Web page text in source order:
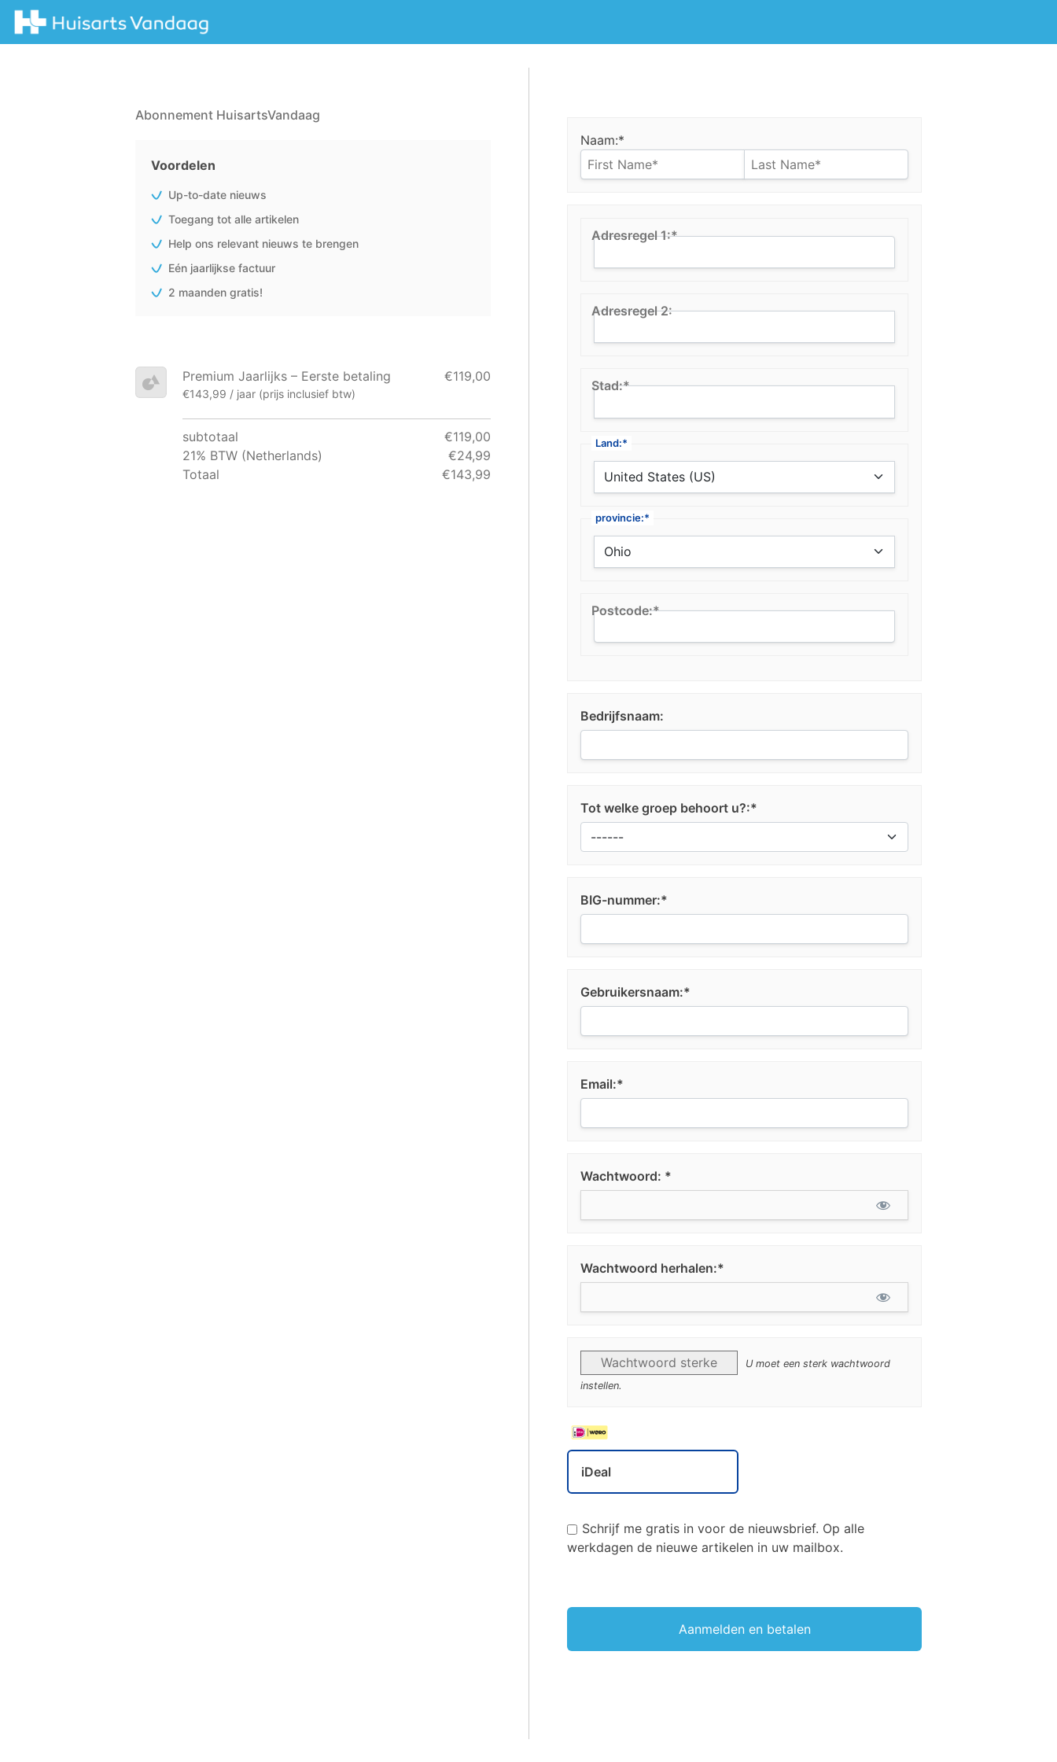
Naam:*
Adresregel 1:*
Adresregel 2:
Stad:*
Land:*
provincie:*
Postcode:*
Bedrijfsnaam:
Tot welke groep behoort u?:*
BIG-nummer:*
Gebruikersnaam:*
Email:*
Wachtwoord: *
Wachtwoord herhalen:*
Wachtwoord sterke
U moet een sterk wachtwoord
instellen.
iDeal
Schrijf me gratis in voor de nieuwsbrief. Op alle
werkdagen de nieuwe artikelen in uw mailbox.
No val
Abonnement HuisartsVandaag
Voordelen
Up-to-date nieuws
Toegang tot alle artikelen
Help ons relevant nieuws te brengen
Eén jaarlijkse factuur
2 maanden gratis!
Premium Jaarlijks – Eerste betaling
€143,99 / jaar (prijs inclusief btw)
€119,00
subtotaal
€119,00
21% BTW (Netherlands)
€24,99
Totaal
€143,99